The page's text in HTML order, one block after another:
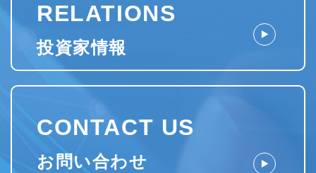
RELATIONS
投資家情報
CONTACT US
お問い合わせ